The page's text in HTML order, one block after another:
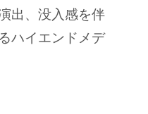
出、没入感を伴
ハイエンドメデ